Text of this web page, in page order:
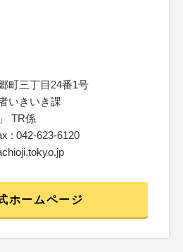
町三丁目24番1号
いきいき課
TR係
: 042-623-6120
ホームページ